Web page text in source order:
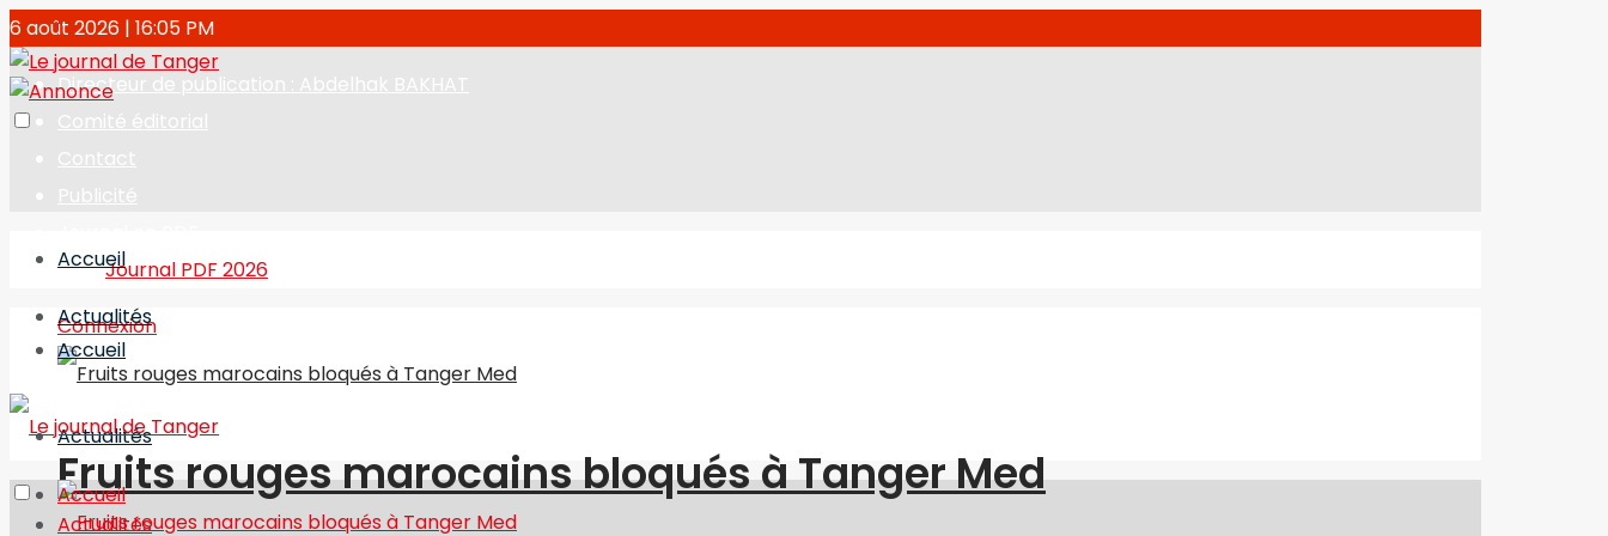
6 août 2026 | 16:05 PM
Directeur de publication : Abdelhak BAKHAT
Comité éditorial
Contact
Publicité
Journal PDF 2026
Connexion
Accueil
Actualités
Fruits rouges marocains bloqués à Tanger Med
Accueil
Actualités
Accueil
Actualités